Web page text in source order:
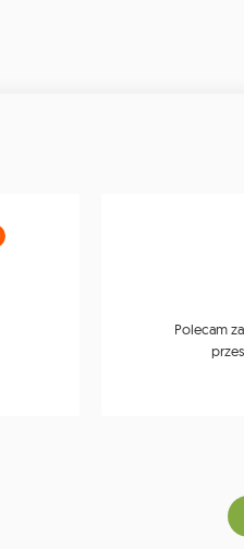
Polecam